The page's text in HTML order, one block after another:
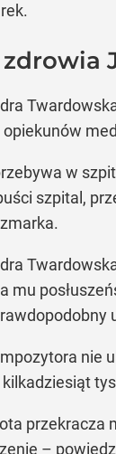
w
szpital,
mu
nie
przekracza
–